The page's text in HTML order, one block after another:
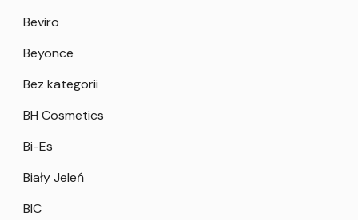
Beviro
Beyonce
Bez kategorii
BH Cosmetics
Bi-Es
Biały Jeleń
BIC